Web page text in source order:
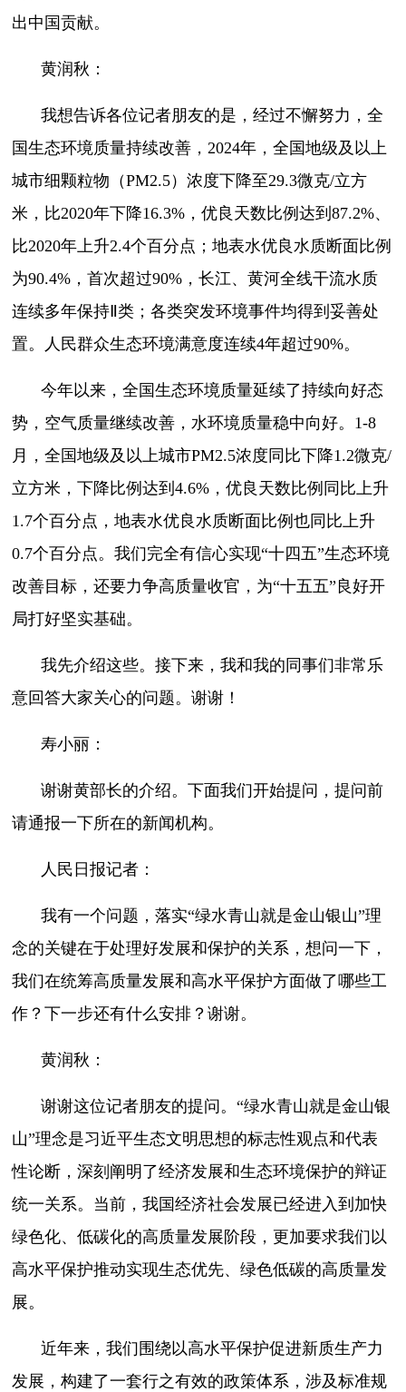
出中国贡献。
黄润秋：
我想告诉各位记者朋友的是，经过不懈努力，全
国生态环境质量持续改善，2024年，全国地级及以上
城市细颗粒物（PM2.5）浓度下降至29.3微克/立方
米，比2020年下降16.3%，优良天数比例达到87.2%、
比2020年上升2.4个百分点；地表水优良水质断面比例
为90.4%，首次超过90%，长江、黄河全线干流水质
连续多年保持Ⅱ类；各类突发环境事件均得到妥善处
置。人民群众生态环境满意度连续4年超过90%。
今年以来，全国生态环境质量延续了持续向好态
势，空气质量继续改善，水环境质量稳中向好。1-8
月，全国地级及以上城市PM2.5浓度同比下降1.2微克/
立方米，下降比例达到4.6%，优良天数比例同比上升
1.7个百分点，地表水优良水质断面比例也同比上升
0.7个百分点。我们完全有信心实现“十四五”生态环境
改善目标，还要力争高质量收官，为“十五五”良好开
局打好坚实基础。
我先介绍这些。接下来，我和我的同事们非常乐
意回答大家关心的问题。谢谢！
寿小丽：
谢谢黄部长的介绍。下面我们开始提问，提问前
请通报一下所在的新闻机构。
人民日报记者：
我有一个问题，落实“绿水青山就是金山银山”理
念的关键在于处理好发展和保护的关系，想问一下，
我们在统筹高质量发展和高水平保护方面做了哪些工
作？下一步还有什么安排？谢谢。
黄润秋：
谢谢这位记者朋友的提问。“绿水青山就是金山银
山”理念是习近平生态文明思想的标志性观点和代表
性论断，深刻阐明了经济发展和生态环境保护的辩证
统一关系。当前，我国经济社会发展已经进入到加快
绿色化、低碳化的高质量发展阶段，更加要求我们以
高水平保护推动实现生态优先、绿色低碳的高质量发
展。
近年来，我们围绕以高水平保护促进新质生产力
发展，构建了一套行之有效的政策体系，涉及标准规